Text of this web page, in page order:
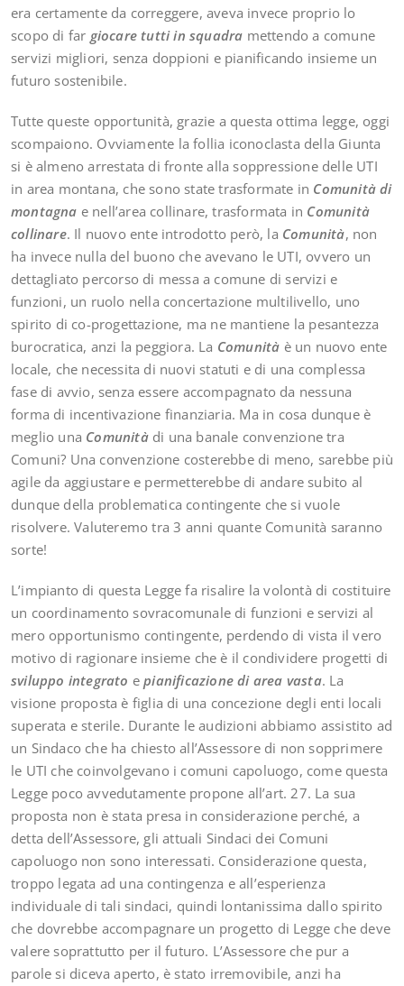
era certamente da correggere, aveva invece proprio lo
scopo di far giocare tutti in squadra mettendo a comune
servizi migliori, senza doppioni e pianificando insieme un
futuro sostenibile.
Tutte queste opportunità, grazie a questa ottima legge, oggi
scompaiono. Ovviamente la follia iconoclasta della Giunta
si è almeno arrestata di fronte alla soppressione delle UTI
in area montana, che sono state trasformate in Comunità di
montagna e nell’area collinare, trasformata in Comunità
collinare. Il nuovo ente introdotto però, la Comunità, non
ha invece nulla del buono che avevano le UTI, ovvero un
dettagliato percorso di messa a comune di servizi e
funzioni, un ruolo nella concertazione multilivello, uno
spirito di co-progettazione, ma ne mantiene la pesantezza
burocratica, anzi la peggiora. La Comunità è un nuovo ente
locale, che necessita di nuovi statuti e di una complessa
fase di avvio, senza essere accompagnato da nessuna
forma di incentivazione finanziaria. Ma in cosa dunque è
meglio una Comunitàdi una banale convenzione tra
Comuni? Una convenzione costerebbe di meno, sarebbe più
agile da aggiustare e permetterebbe di andare subito al
dunque della problematica contingente che si vuole
risolvere. Valuteremo tra 3 anni quante Comunità saranno
sorte!
L’impianto di questa Legge fa risalire la volontà di costituire
un coordinamento sovracomunale di funzioni e servizi al
mero opportunismo contingente, perdendo di vista il vero
motivo di ragionare insieme che è il condividere progetti di
sviluppo integrato epianificazione di area vasta. La
visione proposta è figlia di una concezione degli enti locali
superata e sterile. Durante le audizioni abbiamo assistito ad
un Sindaco che ha chiesto all’Assessore di non sopprimere
le UTI che coinvolgevano i comuni capoluogo, come questa
Legge poco avvedutamente propone all’art. 27. La sua
proposta non è stata presa in considerazione perché, a
detta dell’Assessore, gli attuali Sindaci dei Comuni
capoluogo non sono interessati. Considerazione questa,
troppo legata ad una contingenza e all’esperienza
individuale di tali sindaci, quindi lontanissima dallo spirito
che dovrebbe accompagnare un progetto di Legge che deve
valere soprattutto per il futuro. L’Assessore che pur a
parole si diceva aperto, è stato irremovibile, anzi ha